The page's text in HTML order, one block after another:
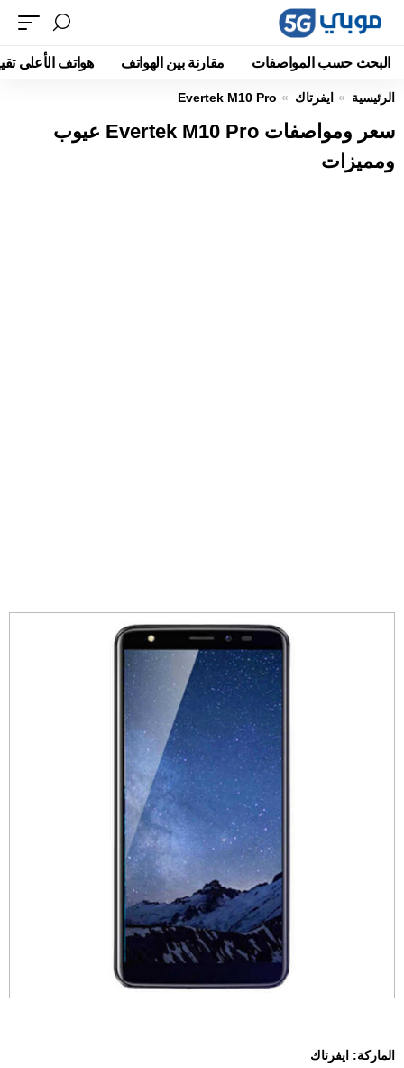
البحث حسب المواصفات مقارنة بين الهواتف هواتف الأعلى
الرئيسية ايفرتاك Evertek M10 Pro
سعر ومواصفات Evertek M10 Pro عيوب
ومميزات
الماركة: ايفرتاك